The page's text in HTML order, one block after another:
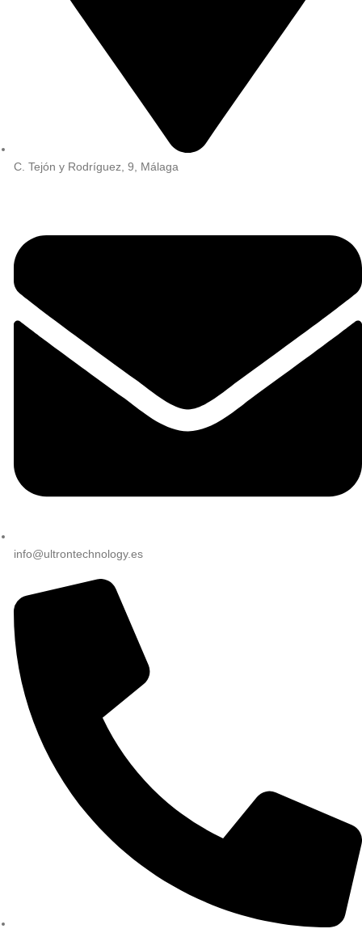
C. Tejón y Rodríguez, 9, Málaga
info@ultrontechnology.es